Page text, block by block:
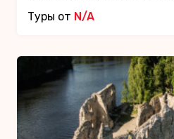
Туры от N/A